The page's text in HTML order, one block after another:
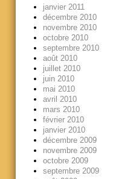
janvier 2011
décembre 2010
novembre 2010
octobre 2010
septembre 2010
août 2010
juillet 2010
juin 2010
mai 2010
avril 2010
mars 2010
février 2010
janvier 2010
décembre 2009
novembre 2009
octobre 2009
septembre 2009